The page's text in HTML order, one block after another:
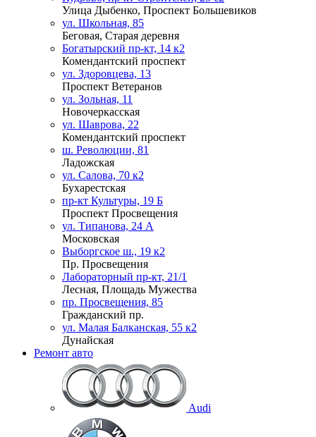
Улица Дыбенко, Проспект Большевиков
ул. Школьная, 85
Беговая, Старая деревня
Богатырский пр-кт, 14 к2
Комендантский проспект
ул. Здоровцева, 13
Проспект Ветеранов
ул. Зольная, 11
Новочеркасская
ул. Шаврова, 22
Комендантский проспект
ш. Революции, 81
Ладожская
ул. Салова, 70 к2
Бухарестская
пр-кт Культуры, 19 Б
Проспект Просвещения
ул. Типанова, 24 А
Московская
Выборгское ш., 19 к2
Пр. Просвещения
Лабораторный пр-кт, 21/1
Лесная, Площадь Мужества
пр. Просвещения, 85
Гражданский пр.
ул. Малая Балканская, 55 к2
Дунайская
Ремонт авто
Audi